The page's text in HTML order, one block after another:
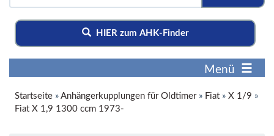
HIER zum AHK-Finder
Menü
Startseite » Anhängerkupplungen für Oldtimer» Fiat » X 1/9 »
Fiat X 1,9 1300 ccm 1973-